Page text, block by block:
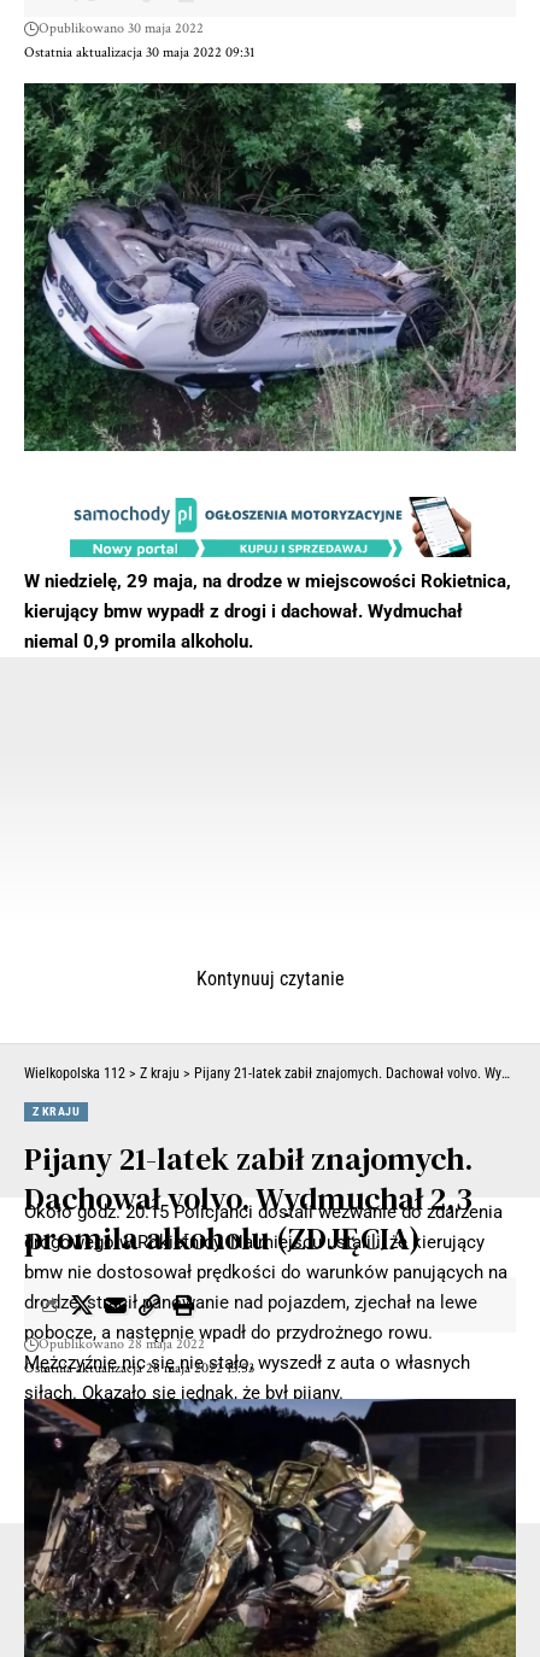
Ostatnia aktualizacja 30 maja 2022 09:31
Opublikowano 30 maja 2022
W niedzielę, 29 maja, na drodze w miejscowości Rokietnica,
kierujący bmw wypadł z drogi i dachował. Wydmuchał
niemal 0,9 promila alkoholu.
Około godz. 20.15 Policjanci dostali wezwanie do zdarzenia
drogowego w Rokietnicy. Na miejscu ustalili, że kierujący
bmw nie dostosował prędkości do warunków panujących na
drodze, stracił panowanie nad pojazdem, zjechał na lewe
pobocze, a następnie wpadł do przydrożnego rowu.
Mężczyźnie nic się nie stało, wyszedł z auta o własnych
siłach. Okazało się jednak, że był pijany.
41-latek niemal 0,9 promila alkoholu. Funkcjonariusze
zatrzymali 41-latkowi prawo jazdy oraz dowód rejestracyjny
od pojazdu.
- Reklama -
Kontynuuj czytanie
Wielkopolska 112 > Z kraju > Pijany 21-latek zabił znajomych. Dachował volvo. Wydmuchał 2,3 promila alkoholu (ZDJĘCIA)
Z KRAJU
Pijany 21-latek zabił znajomych.
Dachował volvo. Wydmuchał 2,3
promila alkoholu (ZDJĘCIA)
Ostatnia aktualizacja 28 maja 2022 13:53
Opublikowano 28 maja 2022